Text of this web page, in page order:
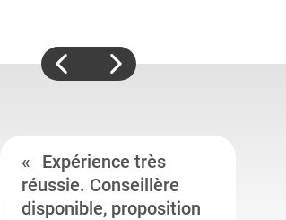
Expérience très
réussie. Conseillère
disponible, proposition